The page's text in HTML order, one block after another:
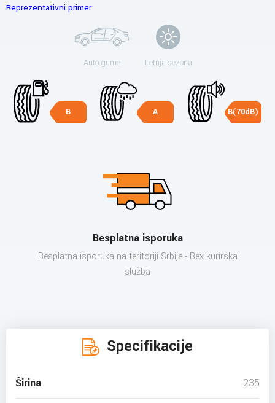
Reprezentativni primer
Auto gume Letnja sezona
B A B(70dB)
Besplatna isporuka
Besplatna isporuka na teritoriji Srbije - Bex kurirska
služba
Specifikacije
Širina 235